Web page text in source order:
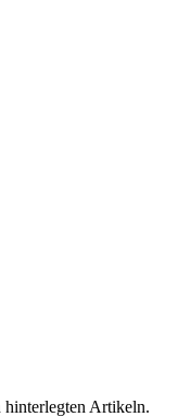
hinterlegten Artikeln.